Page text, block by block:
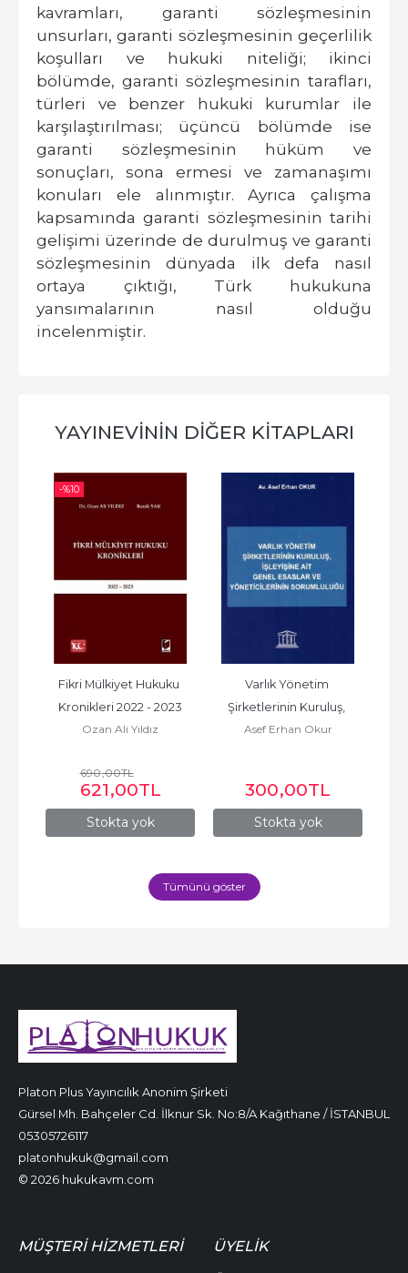
kavramları, garanti sözleşmesinin
unsurları, garanti sözleşmesinin geçerlilik
koşulları ve hukuki niteliği; ikinci
bölümde, garanti sözleşmesinin tarafları,
türleri ve benzer hukuki kurumlar ile
karşılaştırılması; üçüncü bölümde ise
garanti sözleşmesinin hüküm ve
sonuçları, sona ermesi ve zamanaşımı
konuları ele alınmıştır. Ayrıca çalışma
kapsamında garanti sözleşmesinin tarihi
gelişimi üzerinde de durulmuş ve garanti
sözleşmesinin dünyada ilk defa nasıl
ortaya çıktığı, Türk hukukuna
yansımalarının nasıl olduğu
incelenmiştir.
YAYINEVININ DIĞER KITAPLARI
-%10
Stokta yok
Fikri Mülkiyet Hukuku
Kronikleri 2022 - 2023
Ozan Ali Yıldız
690,00TL
621,00TL
Stokta yok
Varlık Yönetim
Şirketlerinin Kuruluş,
İşleyişine Ait Genel
Asef Erhan Okur
300,00TL
Tümünü göster
Platon Plus Yayıncılık Anonim Şirketi
Gürsel Mh. Bahçeler Cd. İlknur Sk. No:8/A Kağıthane / İSTANBUL
05305726117
platonhukuk@gmail.com
© 2026 hukukavm.com
MÜŞTERI HIZMETLERI ÜYELIK